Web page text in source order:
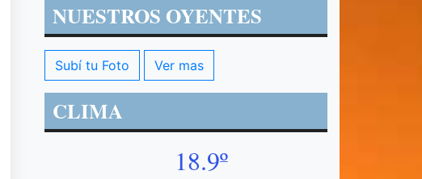
NUESTROS OYENTES
Subí tu Foto Ver mas
CLIMA
18.9º